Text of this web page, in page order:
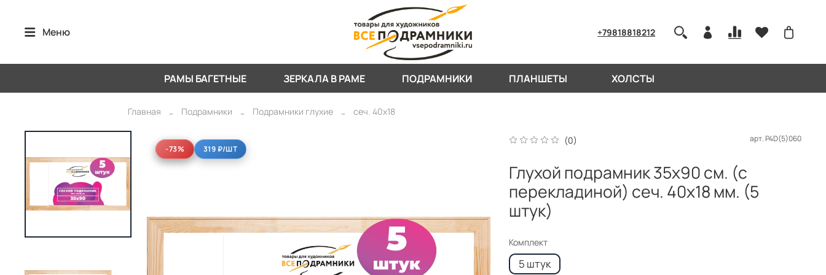
Меню +79818818212
РАМЫ БАГЕТНЫЕ ЗЕРКАЛА В РАМЕ ПОДРАМНИКИ ПЛАНШЕТЫ ХОЛСТЫ
Главная Подрамники Подрамники глухие сеч. 40х18
-73%
-73% 319 ₽/ШТ
(0) арт.P4D(5)060
Глухой подрамник 35x90 см. (с
перекладиной) сеч. 40х18 мм. (5
штук)
Комплект
5 штук